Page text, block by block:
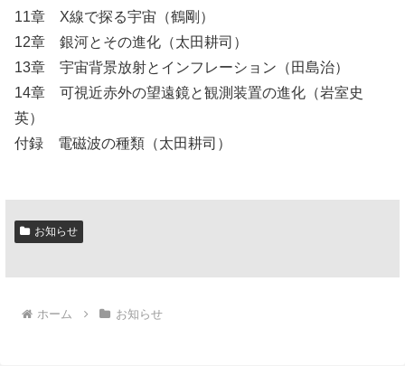
11章 X線で探る宇宙（鶴剛）
12章 銀河とその進化（太田耕司）
13章 宇宙背景放射とインフレーション（田島治）
14章 可視近赤外の望遠鏡と観測装置の進化（岩室史
英）
付録 電磁波の種類（太田耕司）
お知らせ
ホーム お知らせ